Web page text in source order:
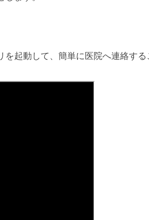
起動して、簡単に医院へ連絡する